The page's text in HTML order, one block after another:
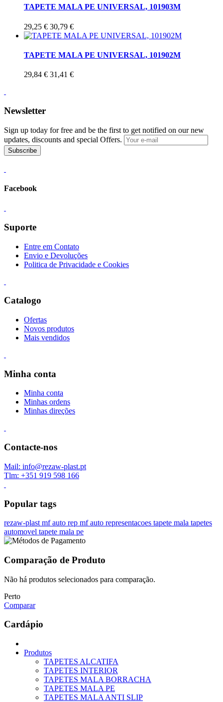
TAPETE MALA PE UNIVERSAL, 101903M
29,25 € 30,79 €
TAPETE MALA PE UNIVERSAL, 101902M
29,84 € 31,41 €
Newsletter
Sign up today for free and be the first to get notified on our new
updates, discounts and special Offers.
Subscribe
Facebook
Suporte
Entre em Contato
Envio e Devoluções
Politica de Privacidade e Cookies
Catalogo
Ofertas
Novos produtos
Mais vendidos
Minha conta
Minha conta
Minhas ordens
Minhas direções
Contacte-nos
Mail: info@rezaw-plast.pt
Tlm: +351 919 598 166
Popular tags
rezaw-plast mf auto rep mf auto representacoes tapete mala tapetes
automovel tapete mala pe
Comparação de Produto
Não há produtos selecionados para comparação.
Perto
Comparar
Cardápio
Produtos
TAPETES ALCATIFA
TAPETES INTERIOR
TAPETES MALA BORRACHA
TAPETES MALA PE
TAPETES MALA ANTI SLIP